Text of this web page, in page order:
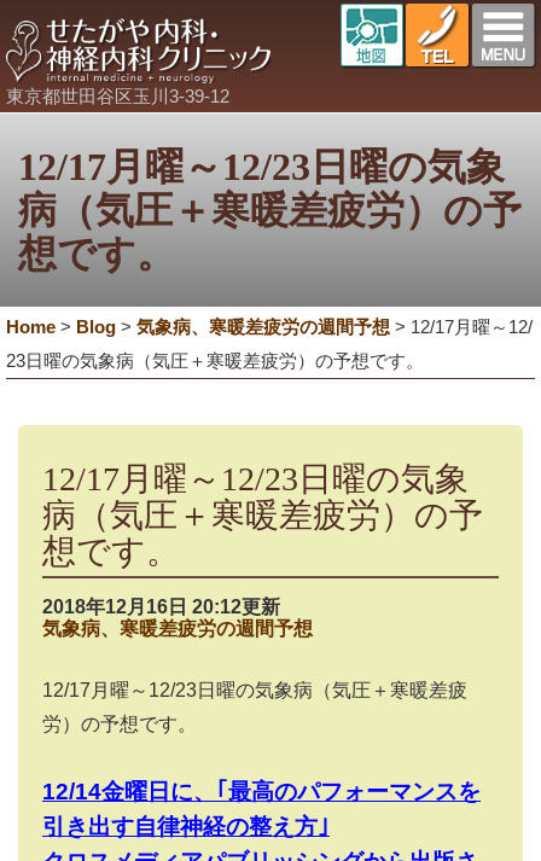
東京都世田谷区玉川3-39-12
12/17月曜～12/23日曜の気象
病（気圧＋寒暖差疲労）の予
想です。
Home > Blog > 気象病、寒暖差疲労の週間予想 > 12/17月曜～12/
23日曜の気象病（気圧＋寒暖差疲労）の予想です。
12/17月曜～12/23日曜の気象
病（気圧＋寒暖差疲労）の予
想です。
2018年12月16日 20:12更新
気象病、寒暖差疲労の週間予想
12/17月曜～12/23日曜の気象病（気圧＋寒暖差疲
労）の予想です。
12/14金曜日に、｢最高のパフォーマンスを
引き出す自律神経の整え方｣